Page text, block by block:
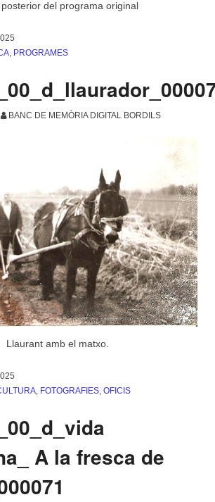
del programa original
, PROGRAMES
BANC DE MEMÒRIA DIGITAL BORDILS
Llaurant amb el matxo.
, FOTOGRAFIES, OFICIS
A la fresca de